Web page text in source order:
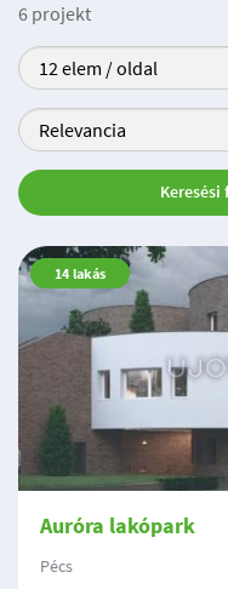
6 projekt
14 lakás
Auróra lakópark
Pécs